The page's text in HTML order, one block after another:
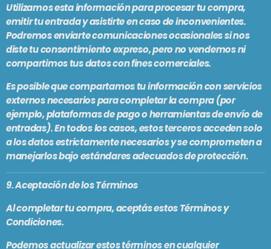
Utilizamos esta información para procesar tu compra,
emitir tu entrada y asistirte en caso de inconvenientes.
Podremos enviarte comunicaciones ocasionales si nos
diste tu consentimiento expreso, perono vendemos ni
compartimos tus datos con fines comerciales.
Es posible que compartamos tu información con servicios
externos necesarios para completar la compra (por
ejemplo, plataformas de pago o herramientas de envío de
entradas). En todos los casos, estos terceros acceden solo
a los datos estrictamente necesarios y se comprometen a
manejarlos bajo estándares adecuados de protección.
9. Aceptación de los Términos
Al completar tu compra, aceptás estos Términos y
Condiciones.
Podemos actualizar estos términos en cualquier